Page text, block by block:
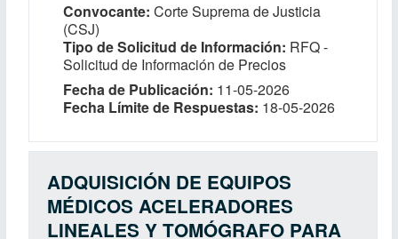
Convocante Corte Suprema de Justicia
(CSJ)
Tipo de Solicitud de Información RFQ -
Solicitud de Información de Precios
Fecha de Publicación 11-05-2026
Fecha Límite de Respuestas 18-05-2026
ADQUISICIÓN DE EQUIPOS
MÉDICOS ACELERADORES
LINEALES Y TOMÓGRAFO PARA